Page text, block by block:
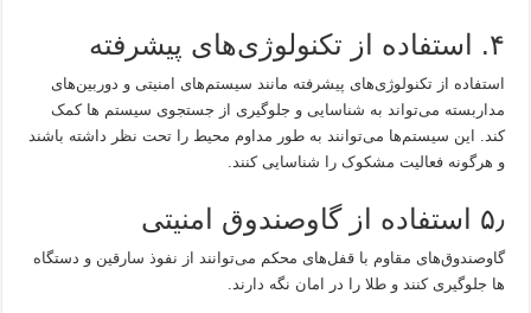
۴. استفاده از تکنولوژی‌های پیشرفته
استفاده از تکنولوژی‌های پیشرفته مانند سیستم‌های امنیتی و دوربین‌های
مداربسته می‌تواند به شناسایی و جلوگیری از جستجوی سیستم ها کمک
کند. این سیستم‌ها می‌توانند به طور مداوم محیط را تحت نظر داشته باشند
و هرگونه فعالیت مشکوک را شناسایی کنند.
۵٫ استفاده از گاوصندوق امنیتی
گاوصندوق‌های مقاوم با قفل‌های محکم می‌توانند از نفوذ سارقین و دستگاه
ها جلوگیری کنند و طلا را در امان نگه دارند.